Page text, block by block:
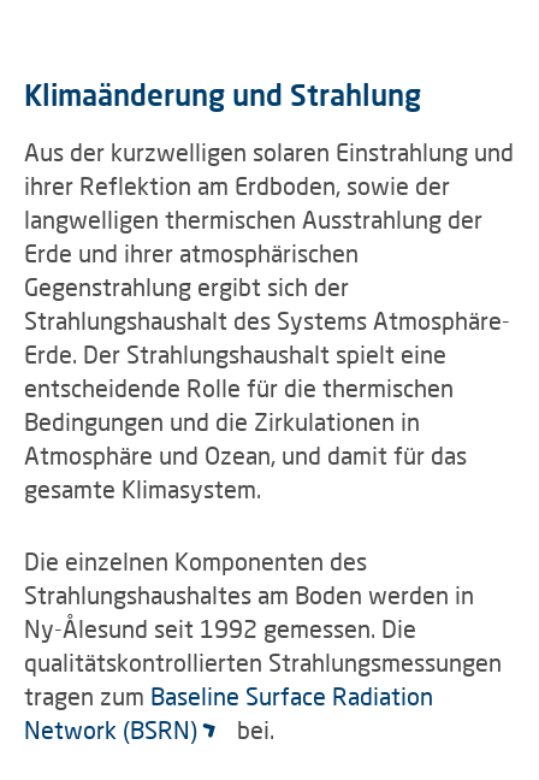
Klimaänderung und Strahlung
Aus der kurzwelligen solaren Einstrahlung und
ihrer Reflektion am Erdboden, sowie der
langwelligen thermischen Ausstrahlung der
Erde und ihrer atmosphärischen
Gegenstrahlung ergibt sich der
Strahlungshaushalt des Systems Atmosphäre-
Erde. Der Strahlungshaushalt spielt eine
entscheidende Rolle für die thermischen
Bedingungen und die Zirkulationen in
Atmosphäre und Ozean, und damit für das
gesamte Klimasystem.
Die einzelnen Komponenten des
Strahlungshaushaltes am Boden werden in
Ny-Ålesund seit 1992 gemessen. Die
qualitätskontrollierten Strahlungsmessungen
tragen zum Baseline Surface Radiation
Network (BSRN)
bei.